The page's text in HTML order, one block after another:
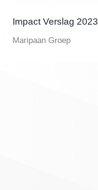
Impact Verslag 2023
Maripaan Groep